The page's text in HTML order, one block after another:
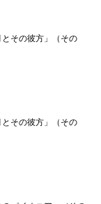
その彼方」（その
その彼方」（その